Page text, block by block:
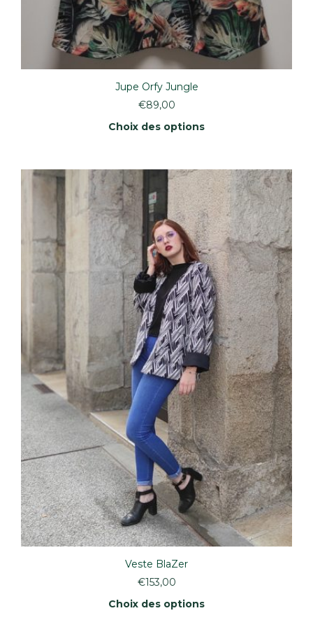
Jupe Orfy Jungle
€89,00
Choix des options
plusieurs
variations.
Les
options
peuvent
être
choisies
sur
la
page
du
produit
Veste BlaZer
€153,00
Choix des options